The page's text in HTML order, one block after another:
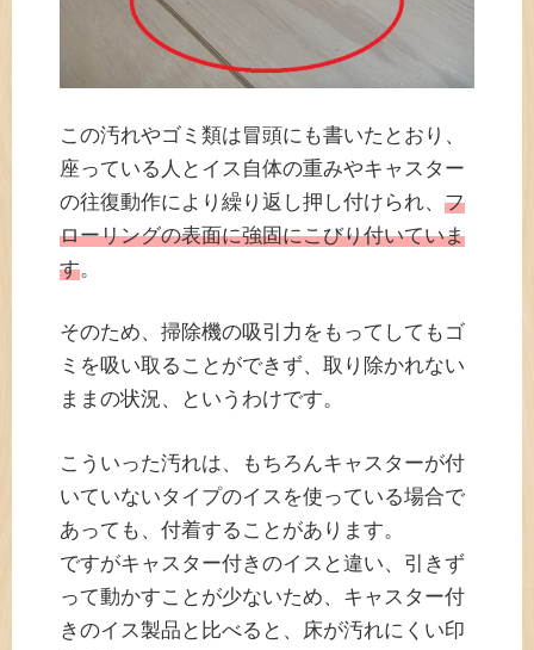
この汚れやゴミ類は冒頭にも書いたとおり、
座っている人とイス自体の重みやキャスター
の往復動作により繰り返し押し付けられ、 フ
ローリングの表面に強固にこびり付いていま
す。
そのため、掃除機の吸引力をもってしてもゴ
ミを吸い取ることができず、取り除かれない
ままの状況、というわけです。
こういった汚れは、もちろんキャスターが付
いていないタイプのイスを使っている場合で
あっても、付着することがあります。
ですがキャスター付きのイスと違い、引きず
って動かすことが少ないため、キャスター付
きのイス製品と比べると、床が汚れにくい印